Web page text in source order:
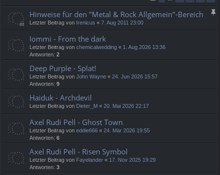
Hinweise für den "Metal & Rock Allgemein"-Bereich
Letzter Beitrag von Irenicus « 7. Aug 2011 23:00
Iommi - From the dark
Letzter Beitrag von chemicalwedding « 1. Aug 2026 13:36
Antworten: 2
Deep Purple - Splat!
Letzter Beitrag von John Wayne « 24. Jun 2026 15:57
Antworten: 9
Haiduk - Archdevil
Letzter Beitrag von Dieter_M « 20. Mai 2026 22:17
Axel Rudi Pell - Ghost Town
Letzter Beitrag von eddie666 « 24. Mär 2026 19:55
Antworten: 6
Axel Rudi Pell - Risen Symbol
Letzter Beitrag von Fayelander « 17. Nov 2025 19:29
Antworten: 3